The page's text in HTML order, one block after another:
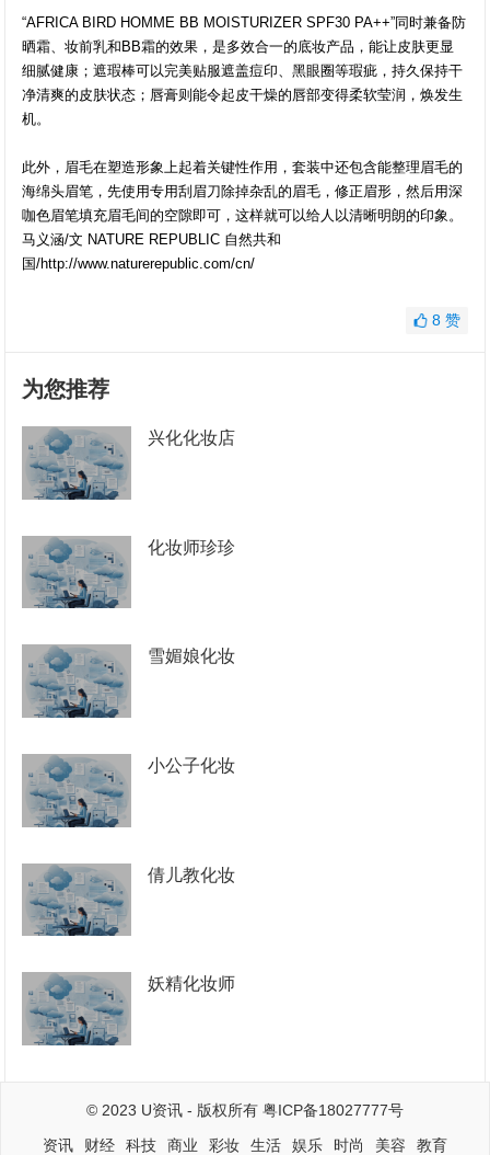
“AFRICA BIRD HOMME BB MOISTURIZER SPF30 PA++”同时兼备防
晒霜、妆前乳和BB霜的效果，是多效合一的底妆产品，能让皮肤更显
细腻健康；遮瑕棒可以完美贴服遮盖痘印、黑眼圈等瑕疵，持久保持干
净清爽的皮肤状态；唇膏则能令起皮干燥的唇部变得柔软莹润，焕发生
机。
此外，眉毛在塑造形象上起着关键性作用，套装中还包含能整理眉毛的
海绵头眉笔，先使用专用刮眉刀除掉杂乱的眉毛，修正眉形，然后用深
咖色眉笔填充眉毛间的空隙即可，这样就可以给人以清晰明朗的印象。
马义涵/文 NATURE REPUBLIC 自然共和
国/http://www.naturerepublic.com/cn/
8 赞
为您推荐
兴化化妆店
化妆师珍珍
雪媚娘化妆
小公子化妆
倩儿教化妆
妖精化妆师
© 2023 U资讯 - 版权所有 粤ICP备18027777号
资讯
财经 科技 商业 彩妆 生活 娱乐 时尚 美容 教育